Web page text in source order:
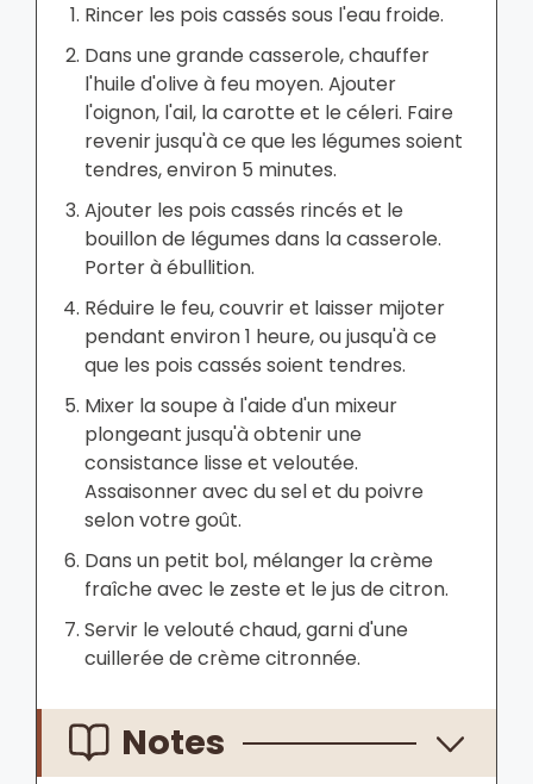
Rincer les pois cassés sous l'eau froide.
Dans une grande casserole, chauffer
l'huile d'olive à feu moyen. Ajouter
l'oignon, l'ail, la carotte et le céleri. Faire
revenir jusqu'à ce que les légumes soient
tendres, environ 5 minutes.
Ajouter les pois cassés rincés et le
bouillon de légumes dans la casserole.
Porter à ébullition.
Réduire le feu, couvrir et laisser mijoter
pendant environ 1 heure, ou jusqu'à ce
que les pois cassés soient tendres.
Mixer la soupe à l'aide d'un mixeur
plongeant jusqu'à obtenir une
consistance lisse et veloutée.
Assaisonner avec du sel et du poivre
selon votre goût.
Dans un petit bol, mélanger la crème
fraîche avec le zeste et le jus de citron.
Servir le velouté chaud, garni d'une
cuillerée de crème citronnée.
Notes